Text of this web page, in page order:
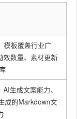
模板覆盖行业广
效数量、素材更新
生成文案能力、
成的Markdown文